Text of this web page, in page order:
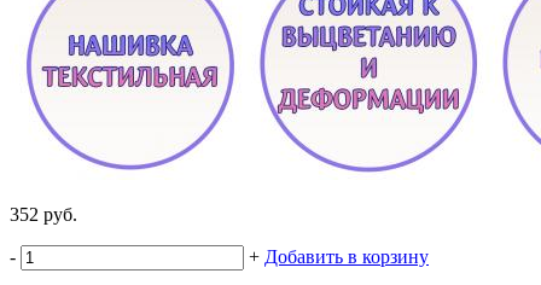
352 руб.
- + Добавить в корзину